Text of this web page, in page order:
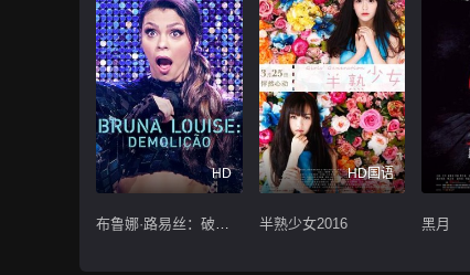
HD HD国语
半熟少女2016 黑月